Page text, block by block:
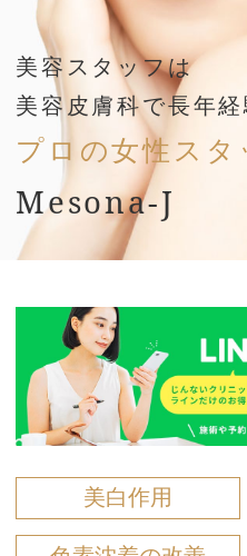
美容スタッフは
美容皮膚科で長年
プロの女性スタ
Mesona-J
美白作用